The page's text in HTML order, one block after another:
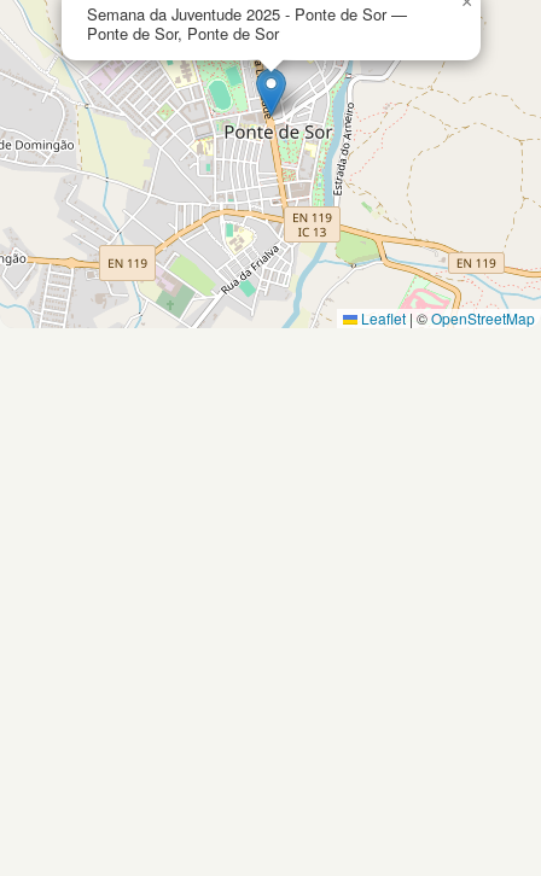
Semana da Juventude 2025 - Ponte de Sor —
Ponte de Sor, Ponte de Sor
Leaflet | ©OpenStreetMap